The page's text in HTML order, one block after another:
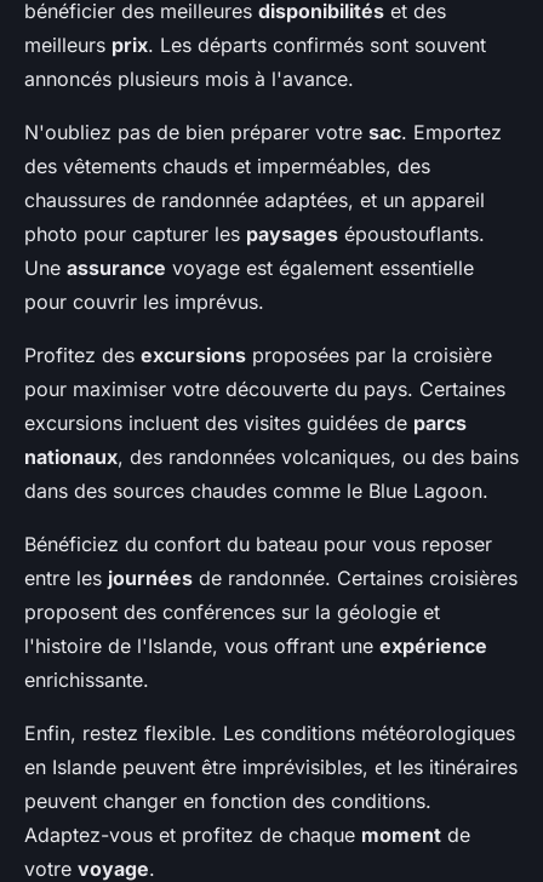
bénéficier des meilleures disponibilités et des
meilleurs prix. Les départs confirmés sont souvent
annoncés plusieurs mois à l'avance.
N'oubliez pas de bien préparer votre sac. Emportez
des vêtements chauds et imperméables, des
chaussures de randonnée adaptées, et un appareil
photo pour capturer les paysages époustouflants.
Une assurance voyage est également essentielle
pour couvrir les imprévus.
Profitez des excursions proposées par la croisière
pour maximiser votre découverte du pays. Certaines
excursions incluent des visites guidées de parcs
nationaux, des randonnées volcaniques, ou des bains
dans des sources chaudes comme le Blue Lagoon.
Bénéficiez du confort du bateau pour vous reposer
entre les journées de randonnée. Certaines croisières
proposent des conférences sur la géologie et
l'histoire de l'Islande, vous offrant une expérience
enrichissante.
Enfin, restez flexible. Les conditions météorologiques
en Islande peuvent être imprévisibles, et les itinéraires
peuvent changer en fonction des conditions.
Adaptez-vous et profitez de chaque moment de
votre voyage.